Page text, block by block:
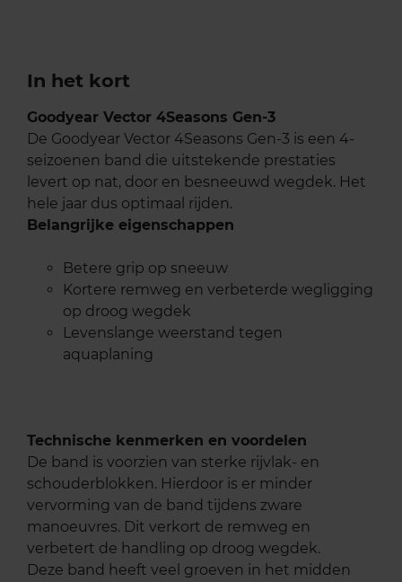
In het kort
Goodyear Vector 4Seasons Gen-3
De Goodyear Vector 4Seasons Gen-3 is een 4-
seizoenen band die uitstekende prestaties
levert op nat, door en besneeuwd wegdek. Het
hele jaar dus optimaal rijden.
Belangrijke eigenschappen
Betere grip op sneeuw
Kortere remweg en verbeterde wegligging
op droog wegdek
Levenslange weerstand tegen
aquaplaning
Technische kenmerken en voordelen
De band is voorzien van sterke rijvlak- en
schouderblokken. Hierdoor is er minder
vervorming van de band tijdens zware
manoeuvres. Dit verkort de remweg en
verbetert de handling op droog wegdek.
Deze band heeft veel groeven in het midden